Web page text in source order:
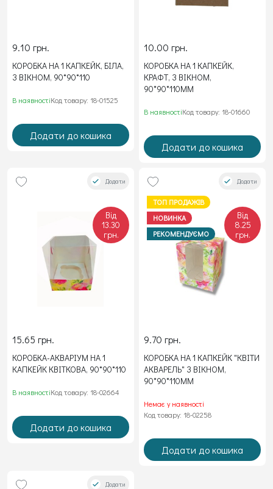
9.10 грн.
КОРОБКА НА 1 КАПКЕЙК, БІЛА,
З ВІКНОМ, 90*90*110
В наявностіКод товару: 18-01525
Додати до кошика
10.00 грн.
КОРОБКА НА 1 КАПКЕЙК,
КРАФТ, З ВІКНОМ,
90*90*110ММ
В наявностіКод товару: 18-01660
Додати до кошика
Додати
Від
13.30
грн.
15.65 грн.
КОРОБКА-АКВАРІУМ НА 1
КАПКЕЙК КВІТКОВА, 90*90*110
В наявностіКод товару: 18-02664
Додати до кошика
Додати
ТОП ПРОДАЖІВ
НОВИНКА
РЕКОМЕНДУЄМО
Від
8.25
грн.
9.70 грн.
КОРОБКА НА 1 КАПКЕЙК "КВІТИ
АКВАРЕЛЬ" З ВІКНОМ,
90*90*110ММ
Немає у наявності
Код товару: 18-02258
Додати до кошика
Додати